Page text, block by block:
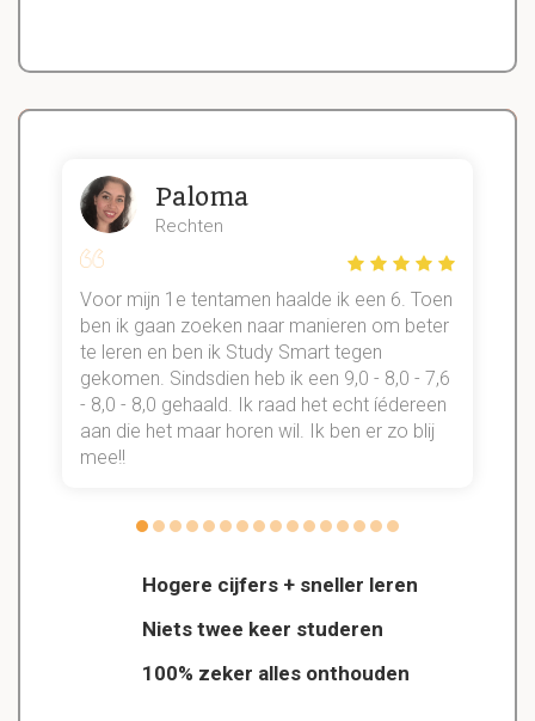
Hogere cijfers + sneller leren
Niets twee keer studeren
100% zeker alles onthouden
Paloma
Rechten
Voor mijn 1e tentamen haalde ik een 6. Toen
ben ik gaan zoeken naar manieren om beter
te leren en ben ik Study Smart tegen
gekomen. Sindsdien heb ik een 9,0 - 8,0 - 7,6
- 8,0 - 8,0 gehaald. Ik raad het echt íédereen
aan die het maar horen wil. Ik ben er zo blij
mee!!